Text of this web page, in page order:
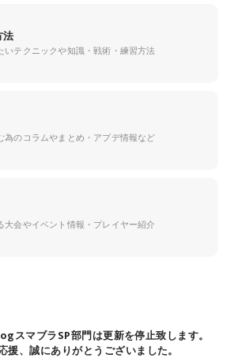
法
いテクニックや知識・戦術・練習方法
為のコラムやまとめ・アプデ情報など
大会やイベント情報・プレイヤー紹介
スマブラSP部門は更新を停止致します。
援、誠にありがとうございました。